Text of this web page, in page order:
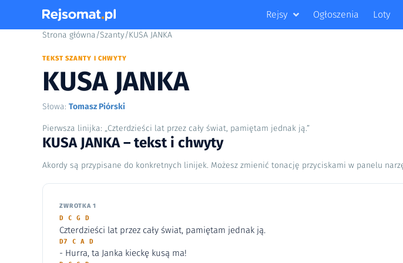
Rejsy Ogłoszenia Loty
Strona główna/Szanty/KUSA JANKA
TEKST SZANTY I CHWYTY
KUSA JANKA
Słowa: Tomasz Piórski
Pierwsza linijka: „Czterdzieści lat przez cały świat, pamiętam jednak ją.”
KUSA JANKA – tekst i chwyty
Akordy są przypisane do konkretnych linijek. Możesz zmienić tonację przyciskami w panelu
ZWROTKA 1
D C G D
Czterdzieści lat przez cały świat, pamiętam jednak ją.
D7 C A D
- Hurra, ta Janka kieckę kusą ma!